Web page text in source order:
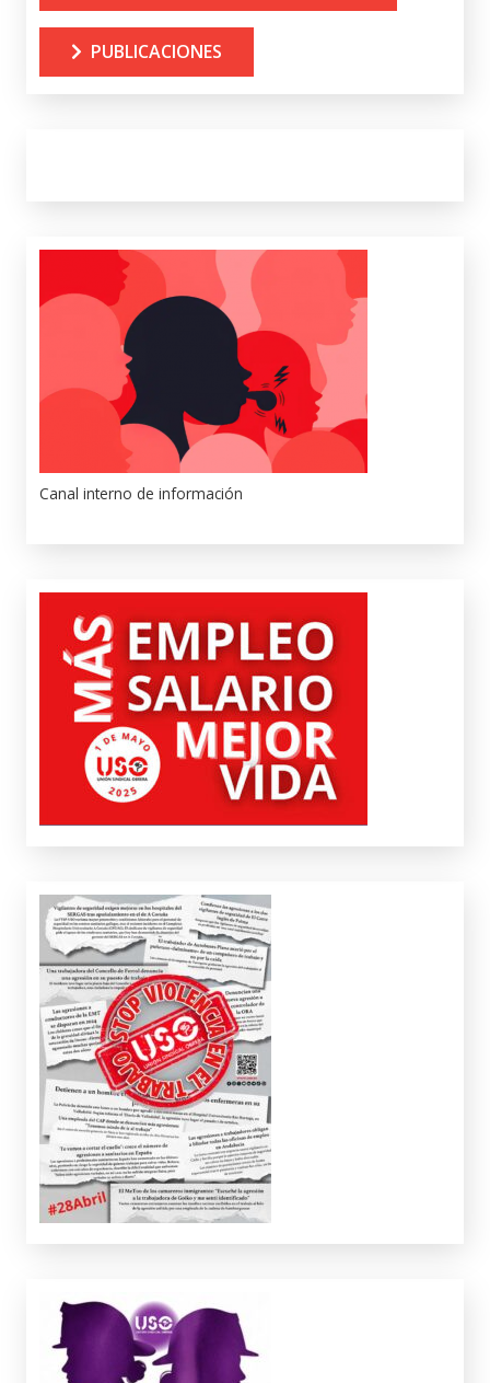
PUBLICACIONES
Canal interno de información